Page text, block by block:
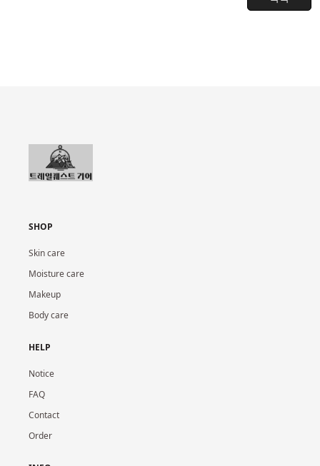
SHOP
Skin care
Moisture care
Makeup
Body care
HELP
Notice
FAQ
Contact
Order